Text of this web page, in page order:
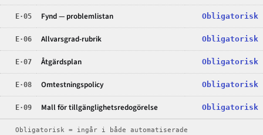
E·05 Fynd — problemlistan Obligatorisk
E·06 Allvarsgrad-rubrik Obligatorisk
E·07 Åtgärdsplan Obligatorisk
E·08 Omtestningspolicy Obligatorisk
E·09 Mall för tillgänglighetsredogörelse Obligatorisk
Obligatorisk = ingår i både automatiserade